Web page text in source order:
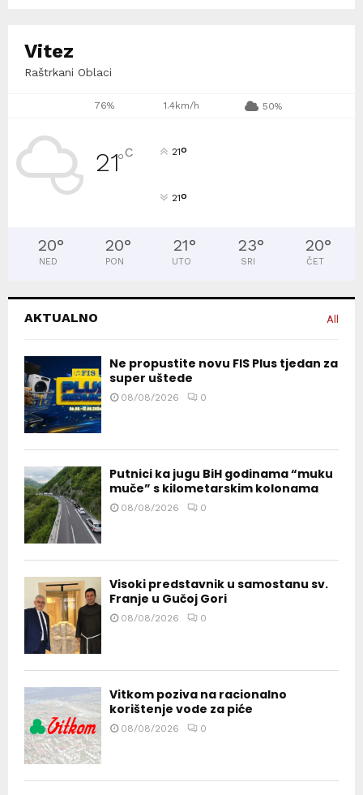
Vitez
Raštrkani Oblaci
76% 1.4km/h 50%
21°C 21°
21°
20°
NED
20°
PON
21°
UTO
23°
SRI
20°
ČET
AKTUALNO All
Ne propustite novu FIS Plus tjedan za
super uštede
08/08/2026 0
Putnici ka jugu BiH godinama “muku
muče” s kilometarskim kolonama
08/08/2026 0
Visoki predstavnik u samostanu sv.
Franje u Gučoj Gori
08/08/2026 0
Vitkom poziva na racionalno
korištenje vode za piće
08/08/2026 0